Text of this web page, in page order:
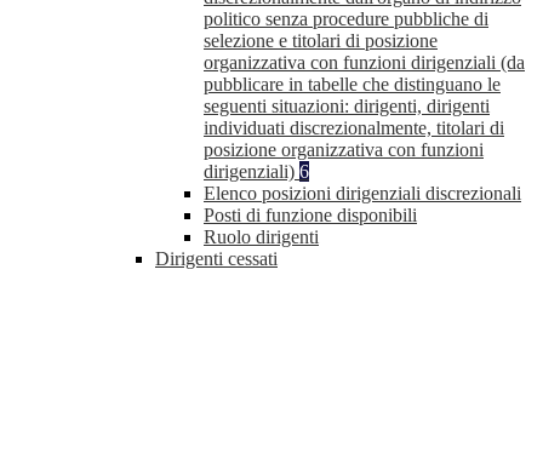
politico senza procedure pubbliche di
selezione e titolari di posizione
organizzativa con funzioni dirigenziali (da
pubblicare in tabelle che distinguano le
seguenti situazioni: dirigenti, dirigenti
individuati discrezionalmente, titolari di
posizione organizzativa con funzioni
dirigenziali) 6
Elenco posizioni dirigenziali discrezionali
Posti di funzione disponibili
Ruolo dirigenti
Dirigenti cessati